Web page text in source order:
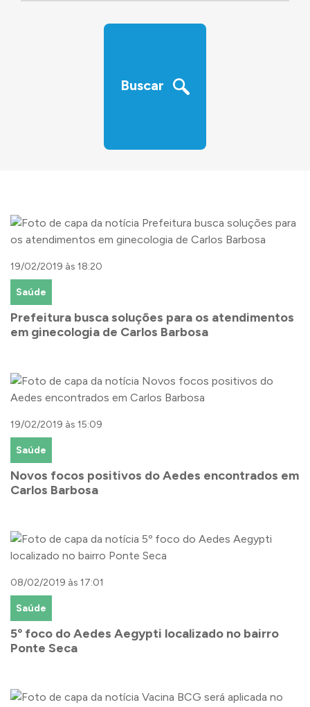
‹›
Buscar
19/02/2019 às 18:20
Saúde
Prefeitura busca soluções para os atendimentos
em ginecologia de Carlos Barbosa
19/02/2019 às 15:09
Saúde
Novos focos positivos do Aedes encontrados em
Carlos Barbosa
08/02/2019 às 17:01
Saúde
5º foco do Aedes Aegypti localizado no bairro
Ponte Seca